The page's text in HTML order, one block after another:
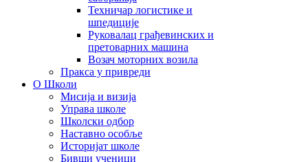
Техничар логистике и
шпедиције
Руковалац грађевинских и
претоварних машина
Возач моторних возила
Пракса у привреди
О Школи
Мисија и визија
Управа школе
Школски одбор
Наставно особље
Историјат школе
Бивши ученици